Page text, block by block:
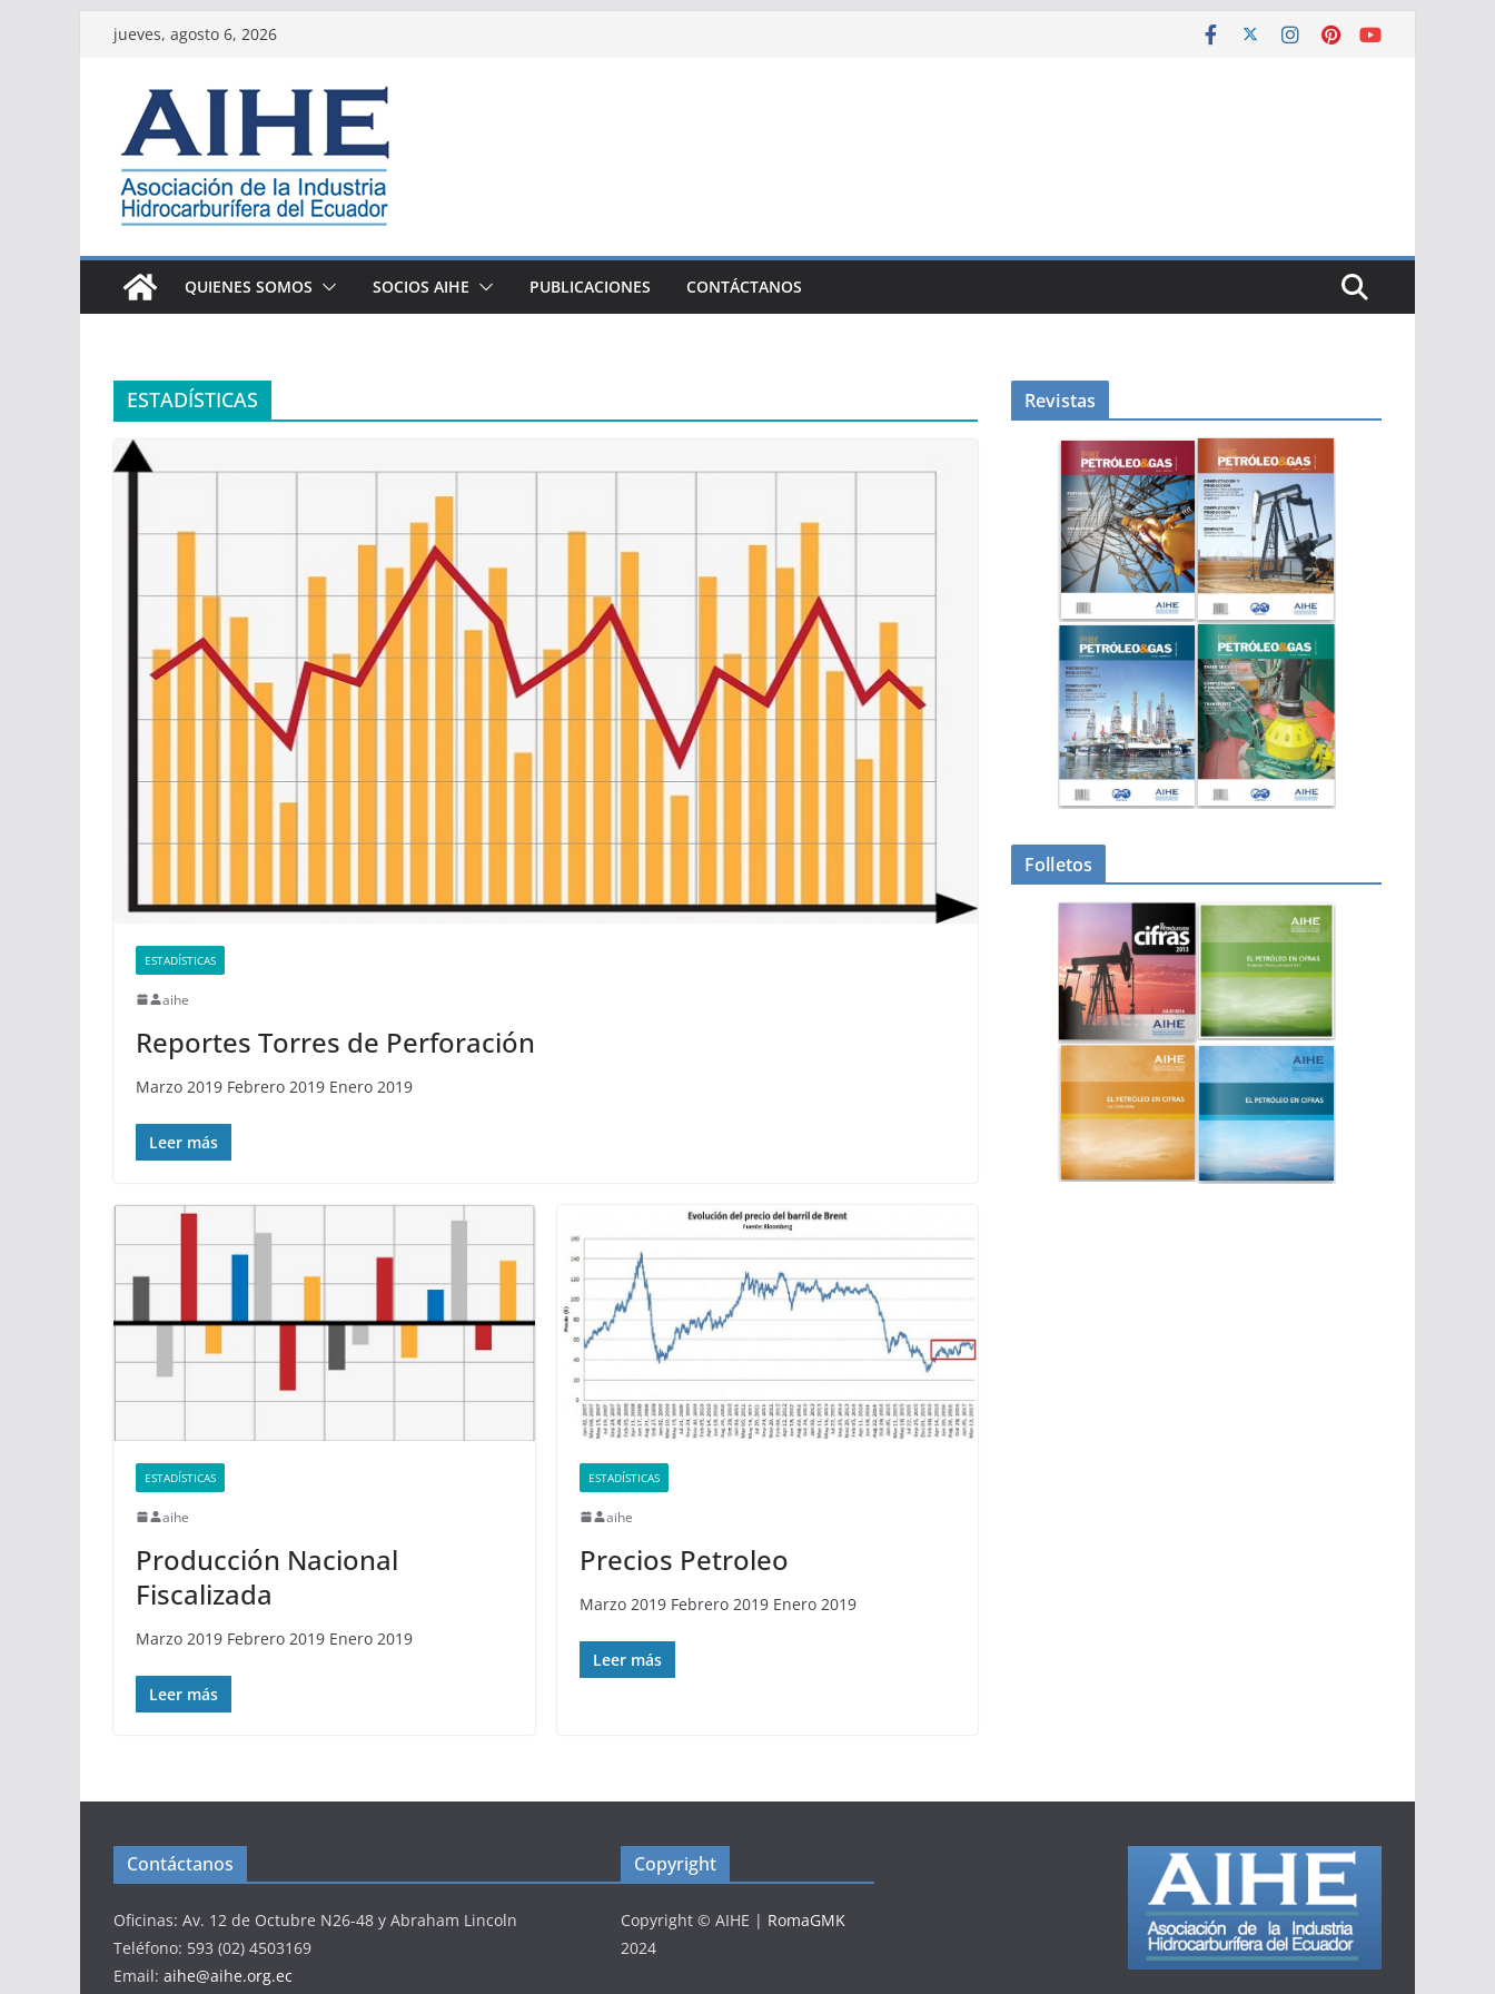
Saltar
contenido
jueves, agosto 6, 2026
QUIENES SOMOS SOCIOS AIHE PUBLICACIONES CONTÁCTANOS
ESTADÍSTICAS
ESTADÍSTICAS
aihe
Reportes Torres de Perforación
Marzo 2019 Febrero 2019 Enero 2019
Leer más
ESTADÍSTICAS
aihe
Producción Nacional
Fiscalizada
Marzo 2019 Febrero 2019 Enero 2019
Leer más
ESTADÍSTICAS
aihe
Precios Petroleo
Marzo 2019 Febrero 2019 Enero 2019
Leer más
Revistas
Folletos
Contáctanos
Oficinas: Av. 12 de Octubre N26-48 y Abraham Lincoln
Teléfono: 593 (02) 4503169
Email: aihe@aihe.org.ec
Copyright
Copyright © AIHE | RomaGMK
2024